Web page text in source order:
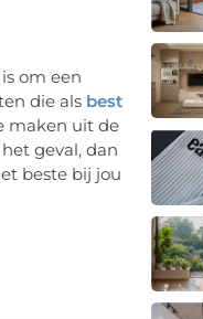
om een
die als best
maken uit de
geval, dan
beste bij jou